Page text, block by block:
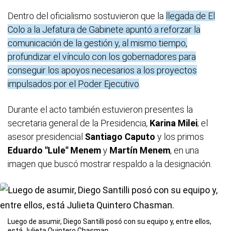
Dentro del oficialismo sostuvieron que la
llegada de El
Colo a la Jefatura de Gabinete apuntó a reforzar la
comunicación de la gestión y, al mismo tiempo,
profundizar el vínculo con los gobernadores para
conseguir los apoyos necesarios a los proyectos
impulsados por el Poder Ejecutivo
Durante el acto también estuvieron presentes la
secretaria general de la Presidencia, Karina Milei; el
asesor presidencial Santiago Caputo y los primos
Eduardo "Lule" Menemy Martín Menem, en una
imagen que buscó mostrar respaldo a la designación.
Luego de asumir, Diego Santilli posó con su equipo y, entre ellos,